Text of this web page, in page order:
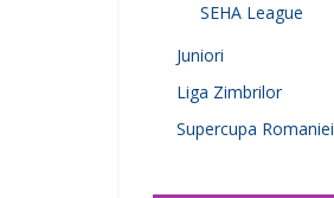
SEHA League
Juniori
Liga Zimbrilor
Supercupa Romaniei